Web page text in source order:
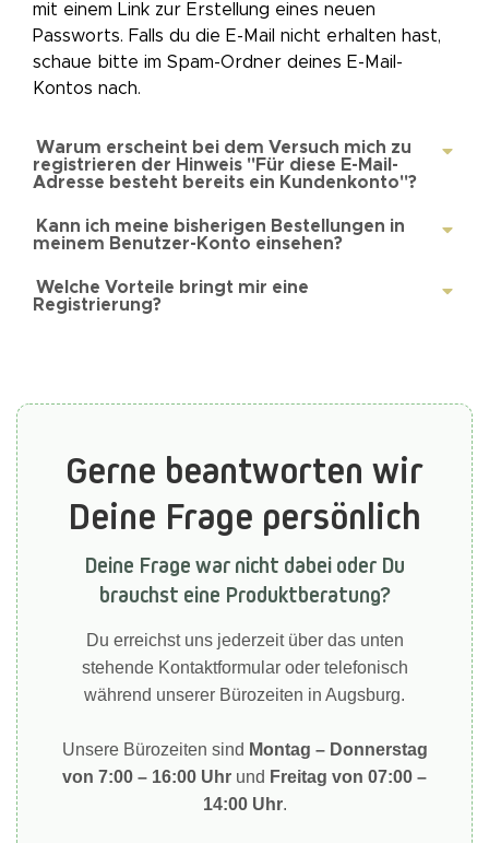
mit einem Link zur Erstellung eines neuen
Passworts. Falls du die E-Mail nicht erhalten hast,
schaue bitte im Spam-Ordner deines E-Mail-
Kontos nach.
Warum erscheint bei dem Versuch mich zu
registrieren der Hinweis "Für diese E-Mail-
Adresse besteht bereits ein Kundenkonto"?
Kann ich meine bisherigen Bestellungen in
meinem Benutzer-Konto einsehen?
Welche Vorteile bringt mir eine
Registrierung?
Gerne beantworten wir
Deine Frage persönlich
Deine Frage war nicht dabei oder Du
brauchst eine Produktberatung?
Du erreichst uns jederzeit über das unten
stehende Kontaktformular oder telefonisch
während unserer Bürozeiten in Augsburg.
Unsere Bürozeiten sind Montag – Donnerstag
von 7:00 – 16:00 Uhr und Freitag von 07:00 –
14:00 Uhr.